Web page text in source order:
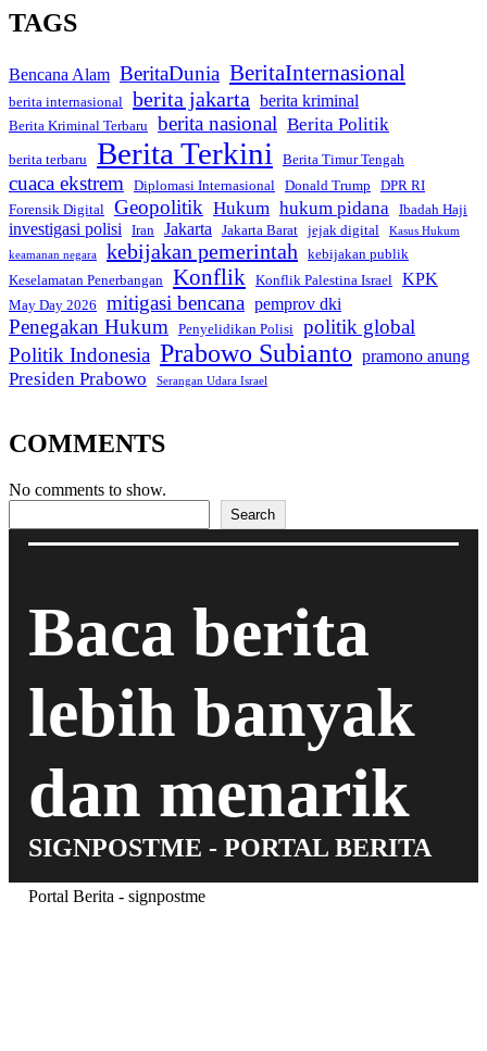
TAGS
Bencana Alam BeritaDunia BeritaInternasional
berita internasional berita jakarta berita kriminal
Berita Kriminal Terbaru berita nasional Berita Politik
berita terbaru Berita Terkini Berita Timur Tengah
cuaca ekstrem Diplomasi Internasional Donald Trump
DPR RI
Forensik Digital Geopolitik Hukum hukum pidana Ibadah Haji
investigasi polisi Iran Jakarta Jakarta Barat jejak digital
Kasus Hukum
keamanan negara
kebijakan pemerintah
kebijakan publik
Keselamatan Penerbangan Konflik Konflik Palestina Israel KPK
May Day 2026 mitigasi bencana pemprov dki
Penegakan Hukum Penyelidikan Polisi politik global
Politik Indonesia Prabowo Subianto pramono anung
Presiden Prabowo Serangan Udara Israel
COMMENTS
No comments to show.
Search
Baca berita
lebih banyak
dan menarik
SIGNPOSTME - PORTAL BERITA
Portal Berita - signpostme